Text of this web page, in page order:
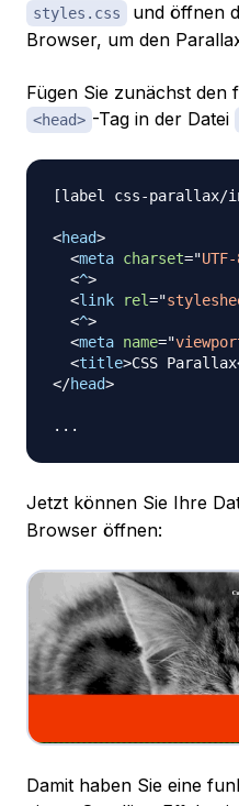
styles.css
und öffnen
Browser, um den
Fügen Sie zunächst den
<head> -Tag in der Datei
[label css-parallax/
<head>
<meta charset="
<^>
<link rel="
<^>
<meta name="
<title>CSS Parallax
</head>
Jetzt können Sie Ihre
Browser öffnen:
Damit haben Sie eine